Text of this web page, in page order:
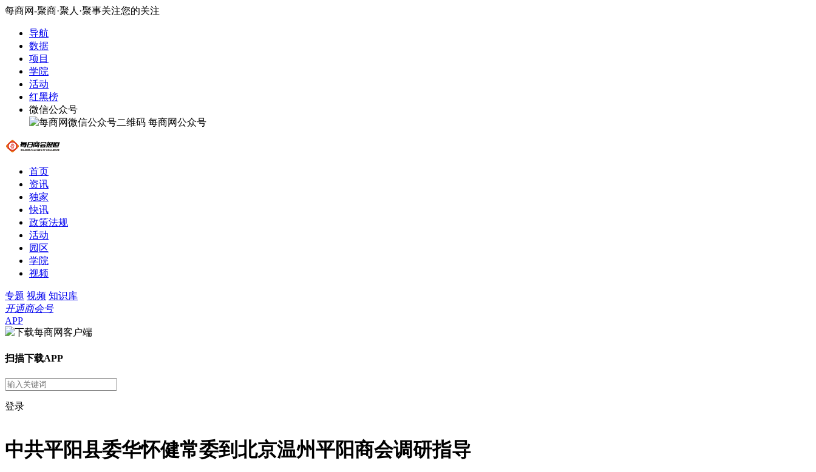
每商网-聚商·聚人·聚事关注您的关注
导航
数据
项目
学院
活动
红黑榜
微信公众号
每商网公众号
首页
资讯
独家
快讯
政策法规
活动
园区
学院
视频
专题 视频 知识库
开通商会号
APP
扫描下载APP
登录
中共平阳县委华怀健常委到北京温州平阳商会调研指导